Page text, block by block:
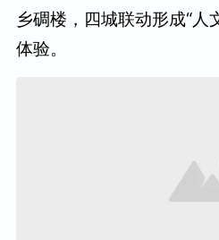
乡碉楼，四城联动形成“
体验。